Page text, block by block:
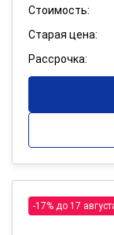
Стоимость:
Старая цена:
Рассрочка:
-17% до 17